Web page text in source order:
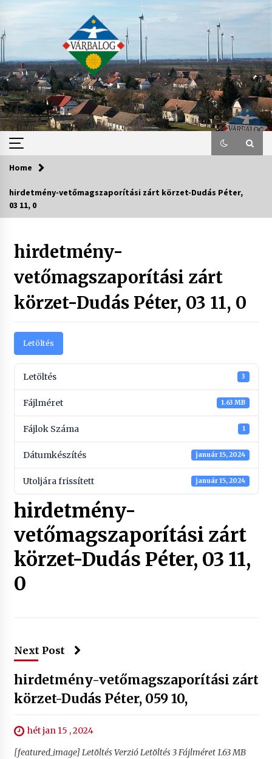
content
Home
hirdetmény-vetőmagszaporítási zárt körzet-Dudás Péter,
03 11, 0
hirdetmény-
vetőmagszaporítási zárt
körzet-Dudás Péter, 03 11, 0
Letöltés
Letöltés 3
Fájlméret 1.63 MB
Fájlok Száma 1
Dátumkészítés január 15, 2024
Utoljára frissített január 15, 2024
hirdetmény-
vetőmagszaporítási zárt
körzet-Dudás Péter, 03 11,
0
Next Post
hirdetmény-vetőmagszaporítási zárt
körzet-Dudás Péter, 059 10,
hét jan 15 , 2024
[featured_image] Letöltés Verzió Letöltés 3 Fájlméret 1.63 MB